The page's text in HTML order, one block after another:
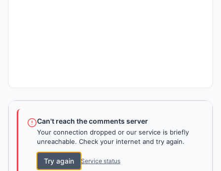
Can't reach the comments server
Your connection dropped or our service is briefly
unreachable. Check your internet and try again.
Try again Service status